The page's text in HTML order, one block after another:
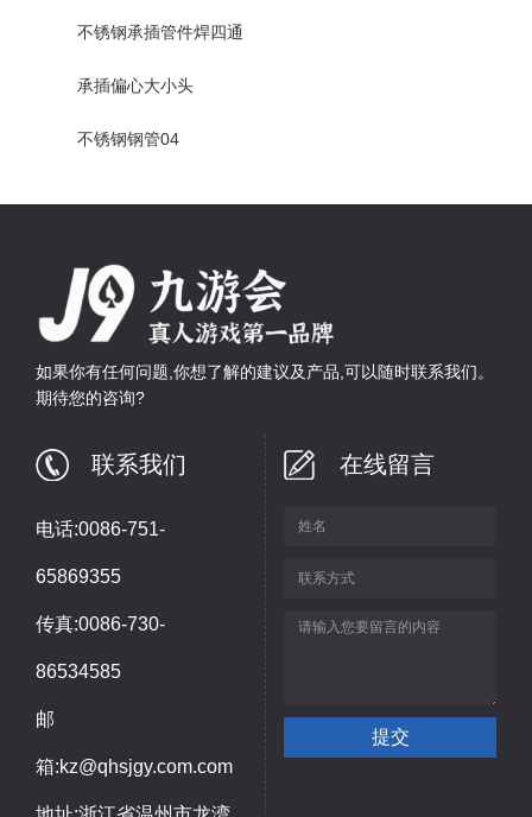
不锈钢承插管件焊四通
承插偏心大小头
不锈钢钢管04
如果你有任何问题,你想了解的建议及产品,可以随时联系我们。
期待您的咨询?
联系我们
电话:0086-751-
65869355
传真:0086-730-
86534585
邮
箱:kz@qhsjgy.com.com
在线留言